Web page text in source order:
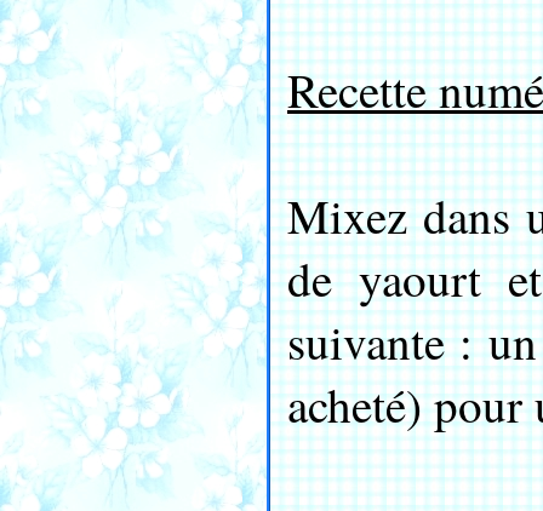
Recette
Mixez dans
de yaourt
suivante :
acheté)